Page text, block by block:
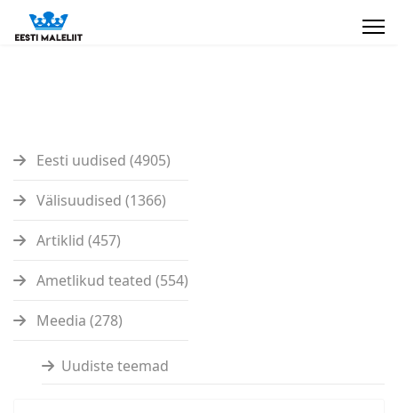
Eesti uudised (4905)
Välisuudised (1366)
Artiklid (457)
Ametlikud teated (554)
Meedia (278)
Uudiste teemad